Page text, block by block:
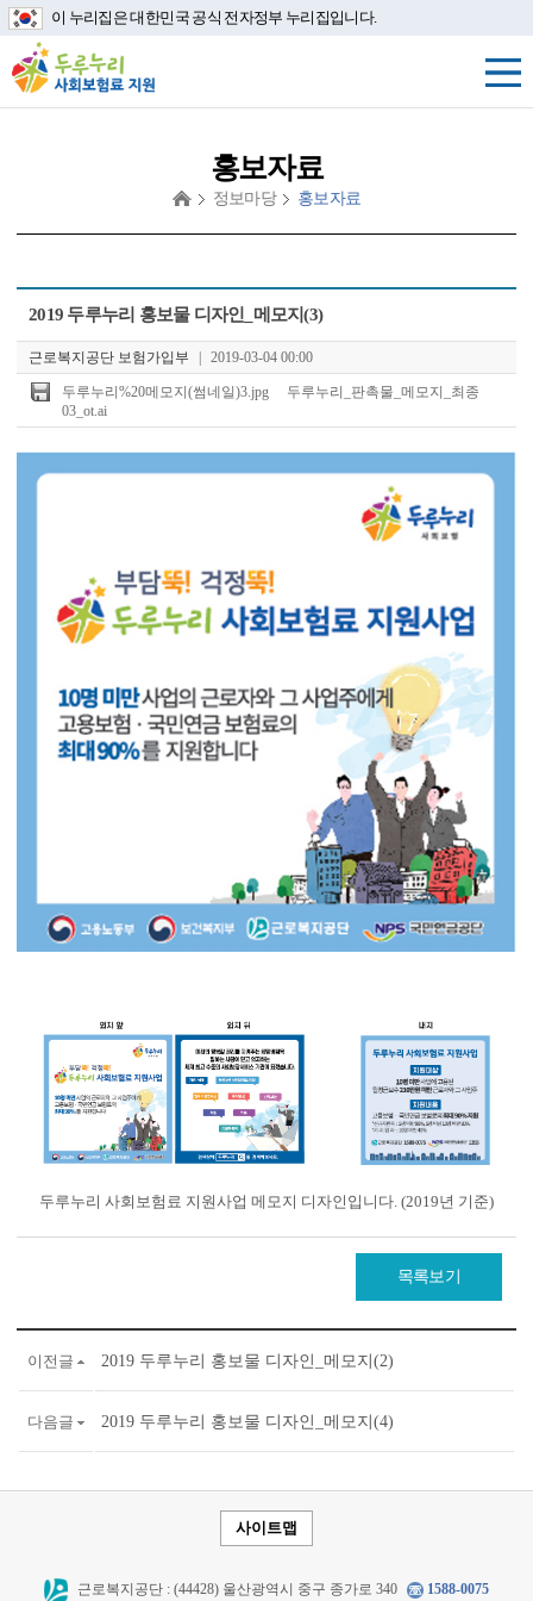
이 누리집은 대한민국 공식 전자정부 누리집입니다.
홍보자료
정보마당 홍보자료
2019 두루누리 홍보물 디자인_메모지(3)
근로복지공단 보험가입부 2019-03-04 00:00
두루누리%20메모지(썸네일)3.jpg
두루누리_판촉물_메모지_최종
03_ot.ai
두루누리 사회보험료 지원사업 메모지 디자인입니다. (2019년 기준)
목록보기
이전글 2019 두루누리 홍보물 디자인_메모지(2)
다음글 2019 두루누리 홍보물 디자인_메모지(4)
사이트맵
근로복지공단 : (44428) 울산광역시 중구 종가로 340 1588-0075